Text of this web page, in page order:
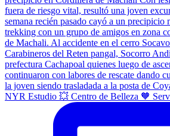
NYR Estudio 💥 Centro de Belleza 🧡